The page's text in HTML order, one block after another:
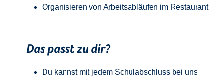
Organisieren von Arbeitsabläufen im Restaurant
Das passt zu dir?
Du kannst mit jedem Schulabschluss bei uns